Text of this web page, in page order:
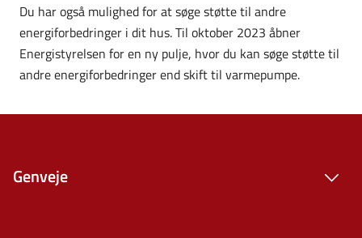
Du har også mulighed for at søge støtte til andre
energiforbedringer i dit hus. Til oktober 2023 åbner
Energistyrelsen for en ny pulje, hvor du kan søge støtte til
andre energiforbedringer end skift til varmepumpe.
Genveje